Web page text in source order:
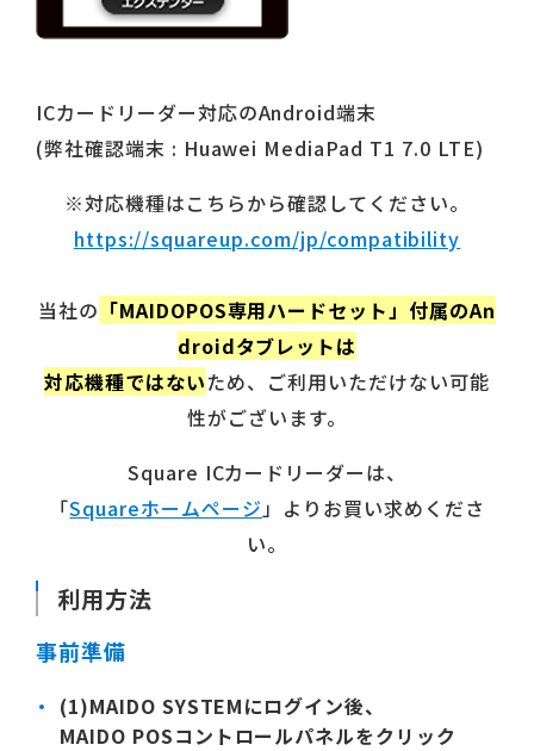
ICカードリーダー対応のAndroid端末
(弊社確認端末 : Huawei MediaPad T1 7.0 LTE)
※対応機種はこちらから確認してください。
https://squareup.com/jp/compatibility
当社の 「MAIDOPOS専用ハードセット」付属のAn
droidタブレットは
対応機種ではないため、ご利用いただけない可能
性がございます。
Square ICカードリーダーは、
「Squareホームページ 」よりお買い求めくださ
い。
利用方法
事前準備
(1)MAIDO SYSTEMにログイン後、
MAIDO POSコントロールパネルをクリック